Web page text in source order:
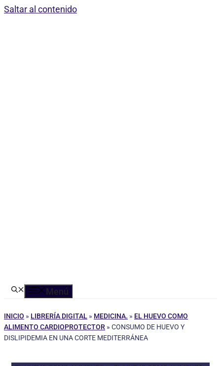
Saltar al contenido
Menú
INICIO » LIBRERÍA DIGITAL » MEDICINA. » EL HUEVO COMO
ALIMENTO CARDIOPROTECTOR » CONSUMO DE HUEVO Y
DISLIPIDEMIA EN UNA CORTE MEDITERRÁNEA